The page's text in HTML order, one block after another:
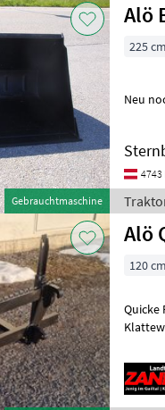
Gebrauchtmaschine
Alö
225 cm
Neu
4743
Alö
120 cm
Quicke
Klatteweg 8 - ALÖ Quicke